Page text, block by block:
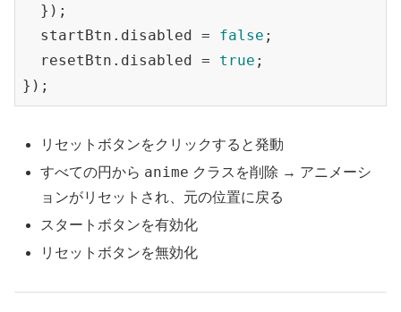
  });
  startBtn.disabled =
false ;
  resetBtn.disabled =
true ;
リセットボタンをクリックすると発動
すべての円から anime クラスを削除 → アニメーシ
ョンがリセットされ、元の位置に戻る
スタートボタンを有効化
リセットボタンを無効化